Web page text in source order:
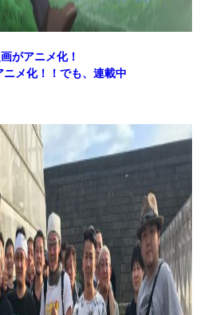
がアニメ化！
メ化！！でも、連載中